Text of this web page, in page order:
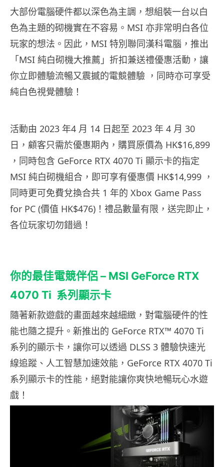
大部份電腦硬件都以深色為主調，想組裝一台以白
色為主題的砌機實在不容易。MSI 亦非常明白各位
玩家的想法。因此，MSI 特別聯同漢科電腦，推出
「MSI 純白砌機大推薦」折扣兼送禮優惠活動，讓
你立即體驗流暢又震撼的電競體驗 ，同時亦可享受
純白色視覺體驗！
活動由 2023 年4 月 14 日起至 2023 年 4 月 30
日，顧客只需於優惠期內，購買原價為 HK$16,899
，同時包含 GeForce RTX 4070 Ti 顯示卡的指定
MSI 純白砌機組合，即可享有優惠價 HK$14,999 ，
同時更可免費兌換合共 1 年的 Xbox Game Pass
for PC (價值 HK$476)！禮品數量有限，送完即止，
各位玩家切勿錯過！
你的最佳電競伴侶– MSI GeForce RTX
4070 Ti 系列顯示卡
隨著新款遊戲的畫面越來越細緻，對電腦硬件的性
能也隨之提升。新推出的 GeForce RTX™ 4070 Ti
系列的顯示卡，讓你可以透過 DLSS 3 體驗快速光
線追蹤、人工智慧加速效能，GeForce RTX 4070 Ti
系列顯示卡的性能，絕對能讓你爽快地暢玩心水遊
戲！